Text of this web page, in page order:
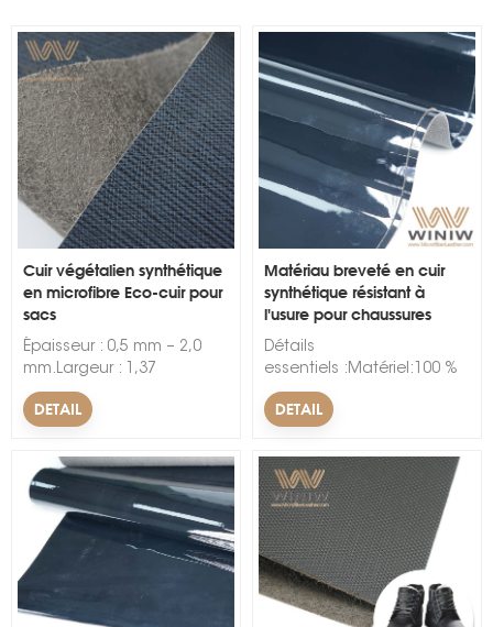
Cuir végétalien synthétique
en microfibre Eco-cuir pour
sacs
Épaisseur : 0,5 mm – 2,0
mm.Largeur : 1,37
m.Couleur : Toutes les
couleurs disponibles selon
PU, en relief, etc.Emballage
: rouleaux d'emballage,
30/50 mètres par rouleau.
DETAIL
Matériau breveté en cuir
synthétique résistant à
l'usure pour chaussures
Détails
essentiels :Matériel:100 %
synthétique, matériau
sans cuir respectueux des
dessus de chaussures,
mocassins, chaussures
habillées, chaussures de
sécurité, chaussures,
bottes, espadrilles, sacs,
ceintureSaison: Hiver, été,
printemps,
automneLargeur:54/
DETAIL